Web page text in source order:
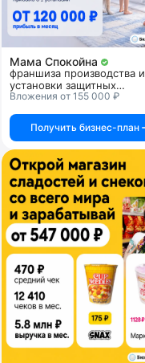
Мама Спокойна
франшиза производства и
установки защитных
прозрачных решеток для
Вложения от 155 000 ₽
Получить бизнес-план